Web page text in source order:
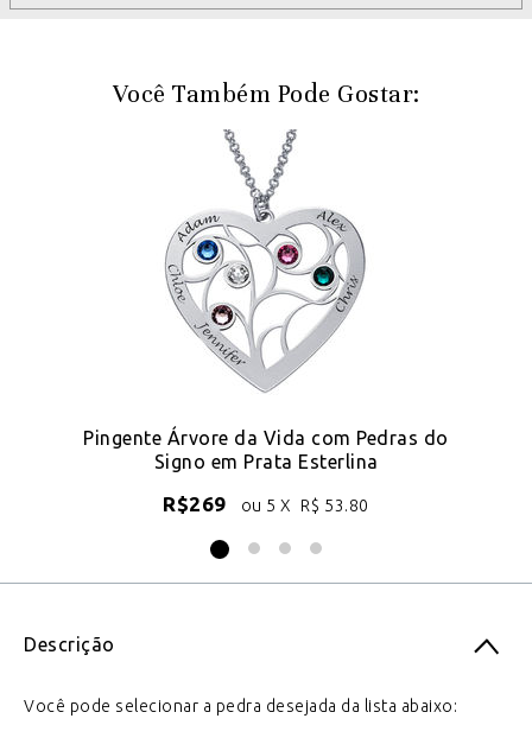
Você Também Pode Gostar:
Pingente Árvore da Vida com Pedras do
Signo em Prata Esterlina
R$269 ou 5 X R$ 53.80
Descrição
Você pode selecionar a pedra desejada da lista abaixo: